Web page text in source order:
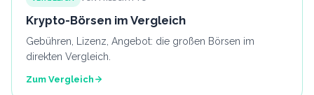
Krypto-Börsen im Vergleich
Gebühren, Lizenz, Angebot: die großen Börsen im
direkten Vergleich.
Zum Vergleich